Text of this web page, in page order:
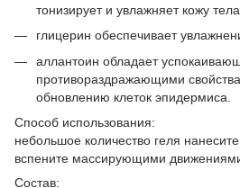
тонизирует и увлажняет кожу
глицерин обеспечивает
аллантоин обладает
противораздражающими
обновлению клеток эпидермиса.
Способ использования:
небольшое количество геля нанесите
вспените массирующими
Состав: